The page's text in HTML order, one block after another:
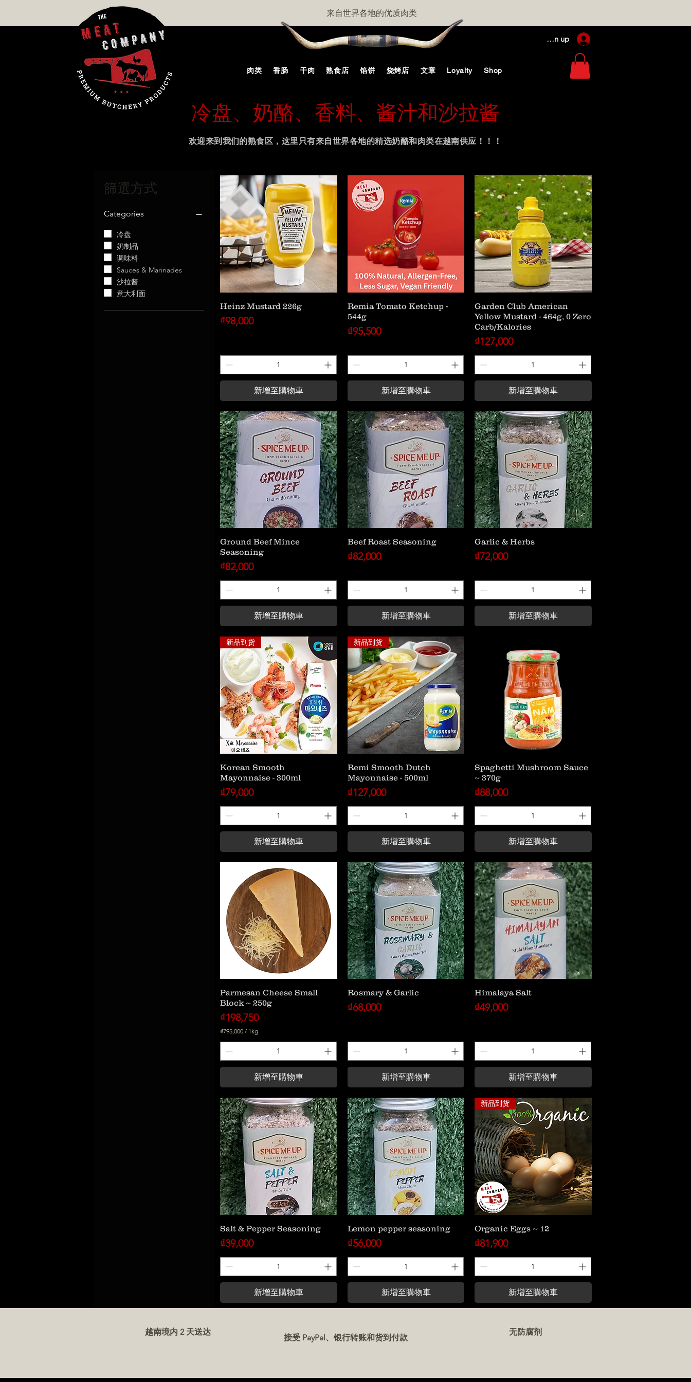
来自世界各地的优质肉类
Log In / Sign up
肉类 香肠 干肉 熟食店 馅饼 烧烤店 文章 Loyalty Shop
冷盘、奶酪、香料、酱汁和沙拉酱
欢迎来到我们的熟食区，这里只有来自世界各地的精选奶酪和肉类在越南供应！！！
篩選方式
Categories
冷盘
奶制品
调味料
Sauces & Marinades
沙拉酱
意大利面
Heinz Mustard 226g
價格
₫98,000
新增至購物車
Remia Tomato Ketchup -
544g
價格
₫95,500
新增至購物車
Garden Club American
Yellow Mustard - 464g, 0 Zero
Carb/Kalories
價格
₫127,000
新增至購物車
Ground Beef Mince
Seasoning
價格
₫82,000
新增至購物車
Beef Roast Seasoning
價格
₫82,000
新增至購物車
Garlic & Herbs
價格
₫72,000
新增至購物車
新品到货
Korean Smooth
Mayonnaise - 300ml
價格
₫79,000
新增至購物車
新品到货
Remi Smooth Dutch
Mayonnaise - 500ml
價格
₫127,000
新增至購物車
Spaghetti Mushroom Sauce
~ 370g
價格
₫88,000
新增至購物車
Parmesan Cheese Small
Block ~ 250g
價格
₫198,750
₫795,000 / 1kg
9
5
,
0
0
0
新增至購物車
Rosmary & Garlic
價格
₫68,000
新增至購物車
Himalaya Salt
價格
₫49,000
新增至購物車
Salt & Pepper Seasoning
價格
₫39,000
新增至購物車
Lemon pepper seasoning
價格
₫56,000
新增至購物車
新品到货
Organic Eggs ~ 12
價格
₫81,900
新增至購物車
越南境内 2 天送达
接受 PayPal、银行转账和货到付款
无防腐剂